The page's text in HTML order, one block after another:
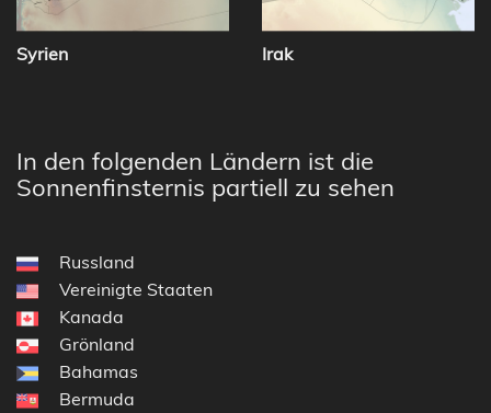
Syrien Irak
In den folgenden Ländern ist die
Sonnenfinsternis partiell zu sehen
Russland
Vereinigte Staaten
Kanada
Grönland
Bahamas
Bermuda